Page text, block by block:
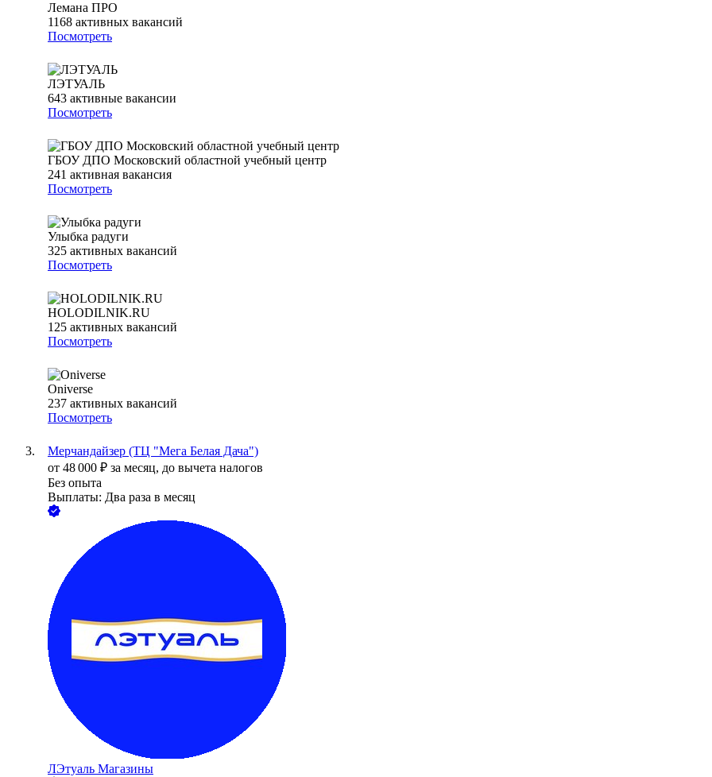
Лемана ПРО
1168 активных вакансий
Посмотреть
ЛЭТУАЛЬ
643 активные вакансии
Посмотреть
ГБОУ ДПО Московский областной учебный центр
241 активная вакансия
Посмотреть
Улыбка радуги
325 активных вакансий
Посмотреть
HOLODILNIK.RU
125 активных вакансий
Посмотреть
Oniverse
237 активных вакансий
Посмотреть
Мерчандайзер (ТЦ "Мега Белая Дача")
от 48 000 ₽ за месяц, до вычета налогов
Без опыта
Выплаты: Два раза в месяц
ЛЭтуаль Магазины